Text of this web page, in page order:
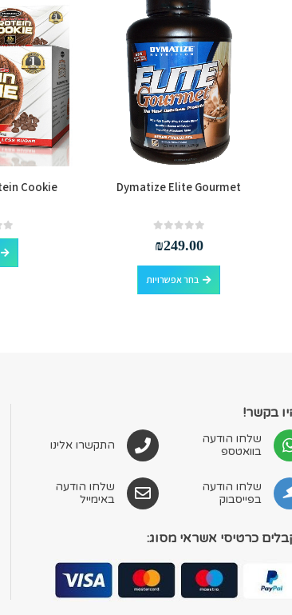
Dymatize Elite Gourmet
₪249.00
בחר אפשרויות
למוצר זה יש מספר סוגים. ניתן לבחור את האפשרויות בעמוד המוצר
Cookie
0
out of 5
בקשר!
שלחו הודעה
בוואטספ
שלחו הודעה
בפייסבוק
התקשרו אלינו
שלחו הודעה
באימייל
כרטיסי אשראי מסוג: